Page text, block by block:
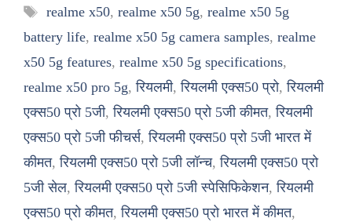
Tags
realme x50, realme x50 5g, realme x50 5g
battery life, realme x50 5g camera samples, realme
x50 5g features, realme x50 5g specifications,
realme x50 pro 5g,रियलमी,रियलमी एक्स50 प्रो,रियलमी
एक्स50 प्रो 5जी,रियलमी एक्स50 प्रो 5जी कीमत,रियलमी
एक्स50 प्रो 5जी फीचर्स,रियलमी एक्स50 प्रो 5जी भारत में
कीमत,रियलमी एक्स50 प्रो 5जी लॉन्च,रियलमी एक्स50 प्रो
5जी सेल,रियलमी एक्स50 प्रो 5जी स्पेसिफिकेशन,रियलमी
एक्स50 प्रो कीमत,रियलमी एक्स50 प्रो भारत में कीमत,